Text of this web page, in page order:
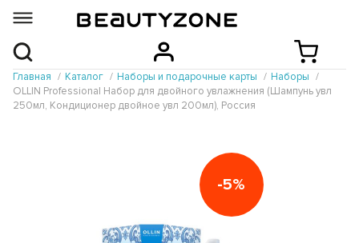
Главная Каталог Наборы и подарочные карты
Наборы
OLLIN Professional Набор для двойного увлажнения (Шампунь увл
250мл, Кондиционер двойное увл 200мл), Россия
-5%